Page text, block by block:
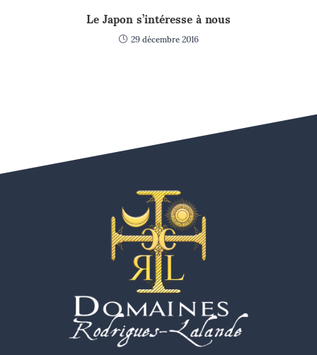
Le Japon s’intéresse à nous
29 décembre 2016